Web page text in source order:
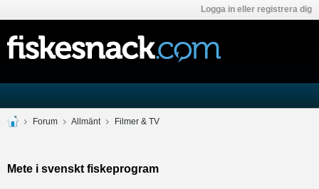
Logga in eller registrera dig
Forum Allmänt Filmer & TV
Mete i svenskt fiskeprogram